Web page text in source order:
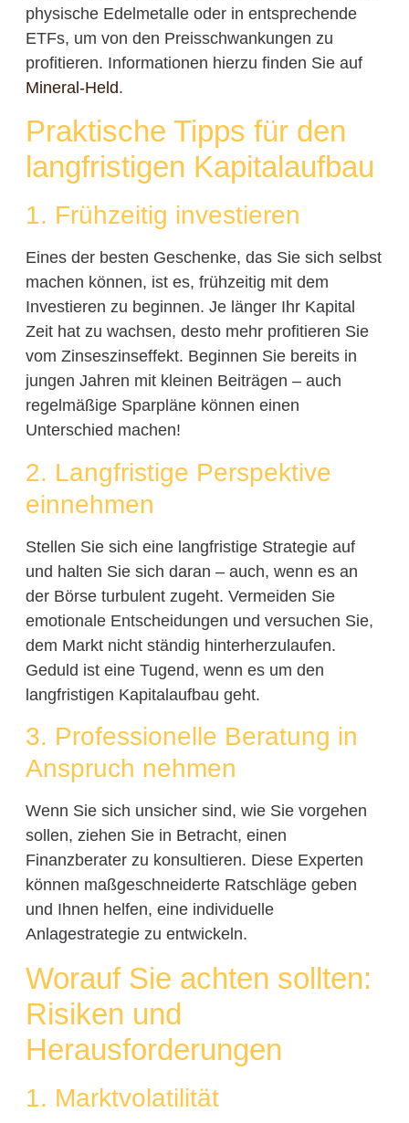
physische Edelmetalle oder in entsprechende
ETFs, um von den Preisschwankungen zu
profitieren. Informationen hierzu finden Sie auf
Mineral-Held.
Praktische Tipps für den
langfristigen Kapitalaufbau
1. Frühzeitig investieren
Eines der besten Geschenke, das Sie sich selbst
machen können, ist es, frühzeitig mit dem
Investieren zu beginnen. Je länger Ihr Kapital
Zeit hat zu wachsen, desto mehr profitieren Sie
vom Zinseszinseffekt. Beginnen Sie bereits in
jungen Jahren mit kleinen Beiträgen – auch
regelmäßige Sparpläne können einen
Unterschied machen!
2. Langfristige Perspektive
einnehmen
Stellen Sie sich eine langfristige Strategie auf
und halten Sie sich daran – auch, wenn es an
der Börse turbulent zugeht. Vermeiden Sie
emotionale Entscheidungen und versuchen Sie,
dem Markt nicht ständig hinterherzulaufen.
Geduld ist eine Tugend, wenn es um den
langfristigen Kapitalaufbau geht.
3. Professionelle Beratung in
Anspruch nehmen
Wenn Sie sich unsicher sind, wie Sie vorgehen
sollen, ziehen Sie in Betracht, einen
Finanzberater zu konsultieren. Diese Experten
können maßgeschneiderte Ratschläge geben
und Ihnen helfen, eine individuelle
Anlagestrategie zu entwickeln.
Worauf Sie achten sollten:
Risiken und
Herausforderungen
1. Marktvolatilität